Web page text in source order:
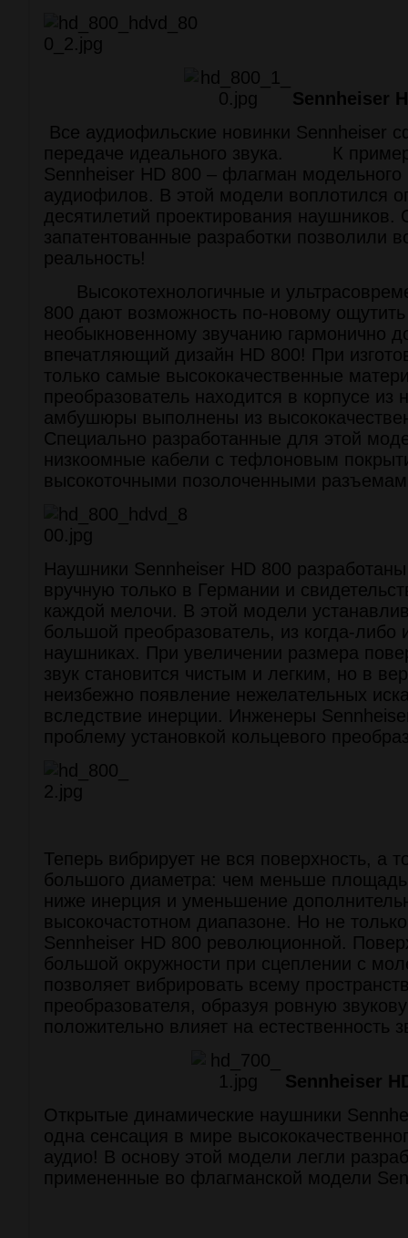
Sennheiser
Все аудиофильские новинки Sennheiser
передаче идеального звука. К
Sennheiser HD 800 – флагман
аудиофилов. В этой модели воплотился
десятилетий проектирования наушников.
запатентованные разработки позволили
реальность!
Высокотехнологичные и
800 дают возможность по-новому
необыкновенному звучанию гармонично
впечатляющий дизайн HD 800! При
только самые высококачественные
преобразователь находится в корпусе
амбушюры выполнены из
Специально разработанные для этой
низкоомные кабели с тефлоновым
высокоточными позолоченными
Наушники Sennheiser HD 800
вручную только в Германии и
каждой мелочи. В этой модели
большой преобразователь, из когда-либо
наушниках. При увеличении размера
звук становится чистым и легким, но в
неизбежно появление нежелательных
вследствие инерции. Инженеры
проблему установкой кольцевого
Теперь вибрирует не вся поверхность, а
большого диаметра: чем меньше
ниже инерция и уменьшение
высокочастотном диапазоне. Но не
Sennheiser HD 800 революционной.
большой окружности при сцеплении с
позволяет вибрировать всему
преобразователя, образуя ровную
положительно влияет на естественность
Sennheiser
Открытые динамические наушники
одна сенсация в мире
аудио! В основу этой модели легли
примененные во флагманской модели